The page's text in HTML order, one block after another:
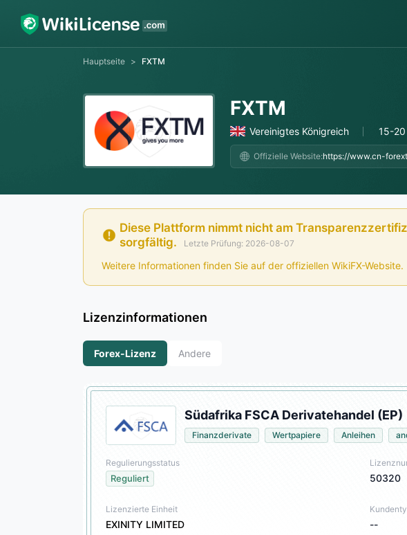
Hauptseite > FXTM
FXTM
Vereinigtes Königreich 15-
Offizielle Website:
Diese Plattform nimmt nicht am
sorgfältig.
Letzte Prüfung: 2026-08-07
Weitere Informationen finden Sie auf der offiziellen WikiFX-Website.
Lizenzinformationen
Forex-Lizenz Andere
Südafrika FSCA Derivatehandel (EP)
Finanzderivate Wertpapiere Anleihen
Regulierungsstatus
Reguliert 50320
Lizenzierte Einheit
EXINITY LIMITED --